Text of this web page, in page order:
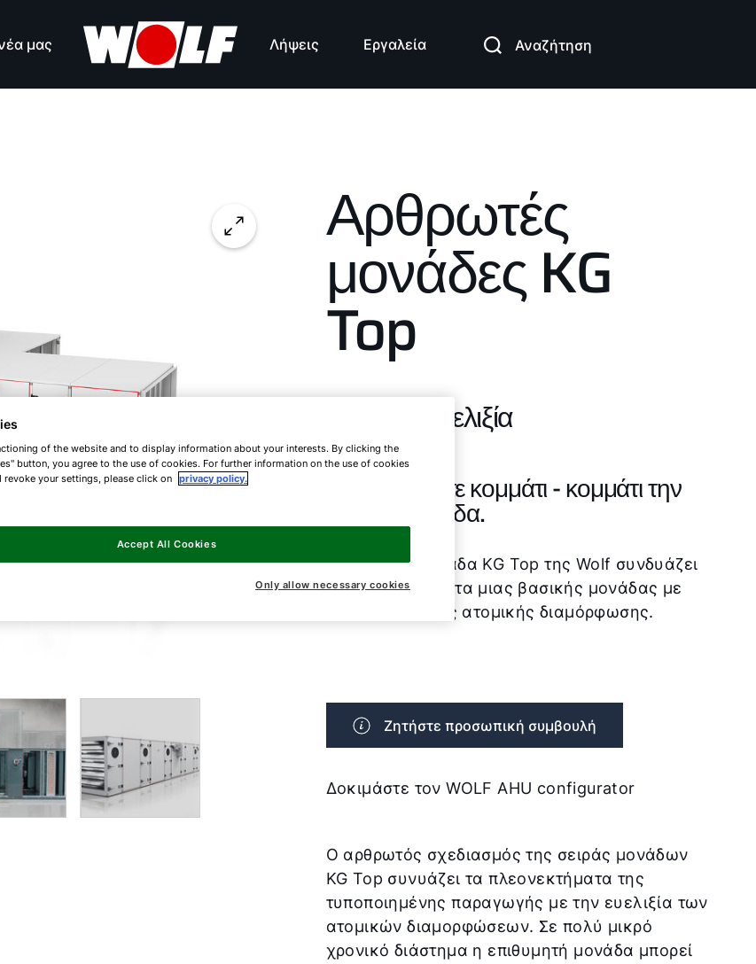
μας Λήψεις Εργαλεία Αναζήτηση
Αρθρωτές
μονάδες KG
Top
Μέγιστη ευελιξία
Διαμορφώστε κομμάτι - κομμάτι την
ιδανική μονάδα.
Η αρθρωτή μονάδα KG Top της Wolf συνδυάζει
τα πλεονεκτήματα μιας βασικής μονάδας με
την ευελιξία της ατομικής διαμόρφωσης.
Ζητήστε προσωπική συμβουλή
Δοκιμάστε τον WOLF AHU configurator
Ο αρθρωτός σχεδιασμός της σειράς μονάδων
KG Top συνυάζει τα πλεονεκτήματα της
τυποποιημένης παραγωγής με την ευελιξία των
ατομικών διαμορφώσεων. Σε πολύ μικρό
χρονικό διάστημα η επιθυμητή μονάδα μπορεί
of the website and to display information about your interests. By clicking the
button, you agree to the use of cookies. For further information on the use of cookies
revoke your settings, please click on privacy policy.
Only allow necessary cookies
Accept All Cookies